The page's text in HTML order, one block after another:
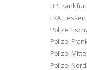
BP Frankfurt
LKA Hessen
Polizei
Polizei
Polizei
Polizei